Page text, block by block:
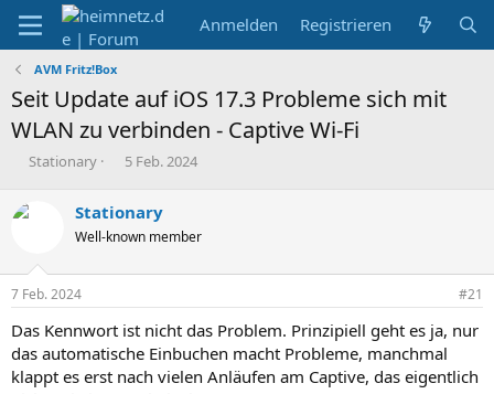
Anmelden Registrieren
AVM Fritz!Box
Seit Update auf iOS 17.3 Probleme sich mit
WLAN zu verbinden - Captive Wi-Fi
E
t
l
e
Stationary
E
t
e
l
m
5 Feb. 2024
Stationary
Well-known member
7 Feb. 2024 #21
Das Kennwort ist nicht das Problem. Prinzipiell geht es ja, nur
das automatische Einbuchen macht Probleme, manchmal
klappt es erst nach vielen Anläufen am Captive, das eigentlich